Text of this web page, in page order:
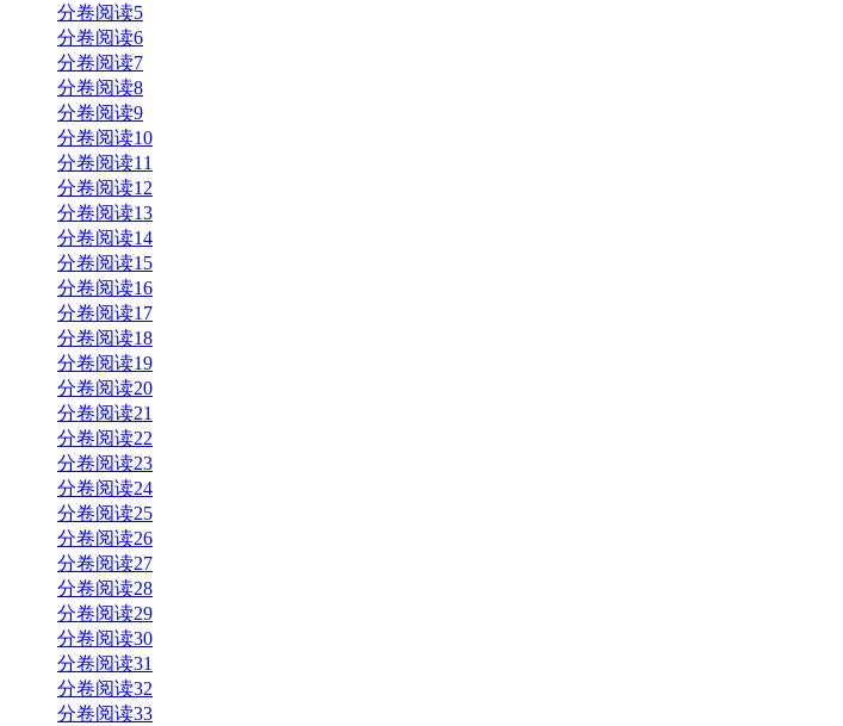
分卷阅读5
分卷阅读6
分卷阅读7
分卷阅读8
分卷阅读9
分卷阅读10
分卷阅读11
分卷阅读12
分卷阅读13
分卷阅读14
分卷阅读15
分卷阅读16
分卷阅读17
分卷阅读18
分卷阅读19
分卷阅读20
分卷阅读21
分卷阅读22
分卷阅读23
分卷阅读24
分卷阅读25
分卷阅读26
分卷阅读27
分卷阅读28
分卷阅读29
分卷阅读30
分卷阅读31
分卷阅读32
分卷阅读33